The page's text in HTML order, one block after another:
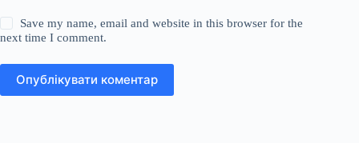
Save my name, email and website in this browser for the
next time I comment.
Опублікувати коментар